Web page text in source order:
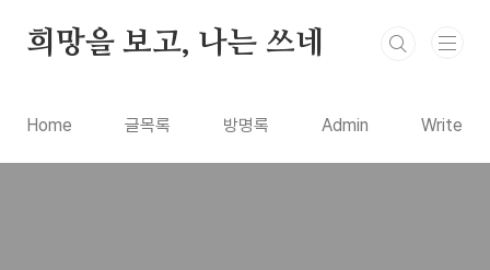
희망을 보고, 나는 쓰네
Home 글목록 방명록 Admin Write